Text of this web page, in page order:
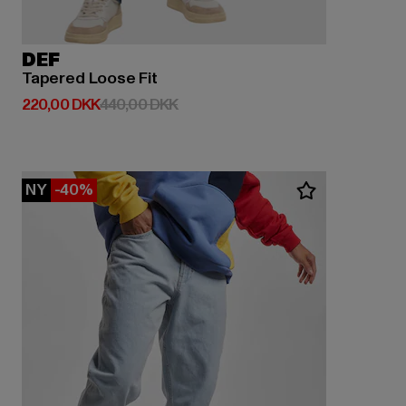
DEF
Tapered Loose Fit
220,00 DKK
Nuværende pris: 220,00 DKK
440,00 DKKKampagnepris: 440,00 DKK
NY -40%